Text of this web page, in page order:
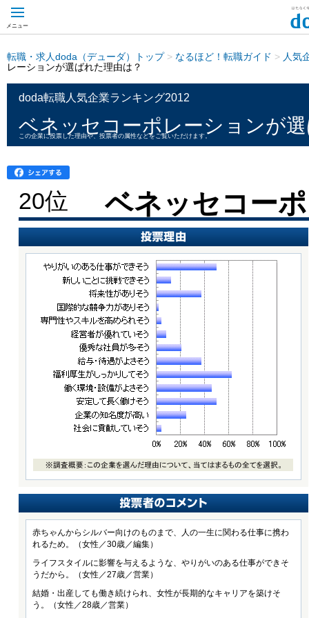
転職・求人doda（デューダ）トップ > なるほど！転職ガイド > 人気
レーションが選ばれた理由は？
doda転職人気企業ランキング2012
ベネッセコーポレーションが
この企業に投票した理由や、投票者の属性などをご覧いただけます。
20位 ベネッセコー
赤ちゃんからシルバー向けのものまで、人の一生に関わる仕事に携わ
れるため。（女性／30歳／編集）
ライフスタイルに影響を与えるような、やりがいのある仕事ができそ
うだから。（女性／27歳／営業）
結婚・出産しても働き続けられ、女性が長期的なキャリアを築けそ
う。（女性／28歳／営業）